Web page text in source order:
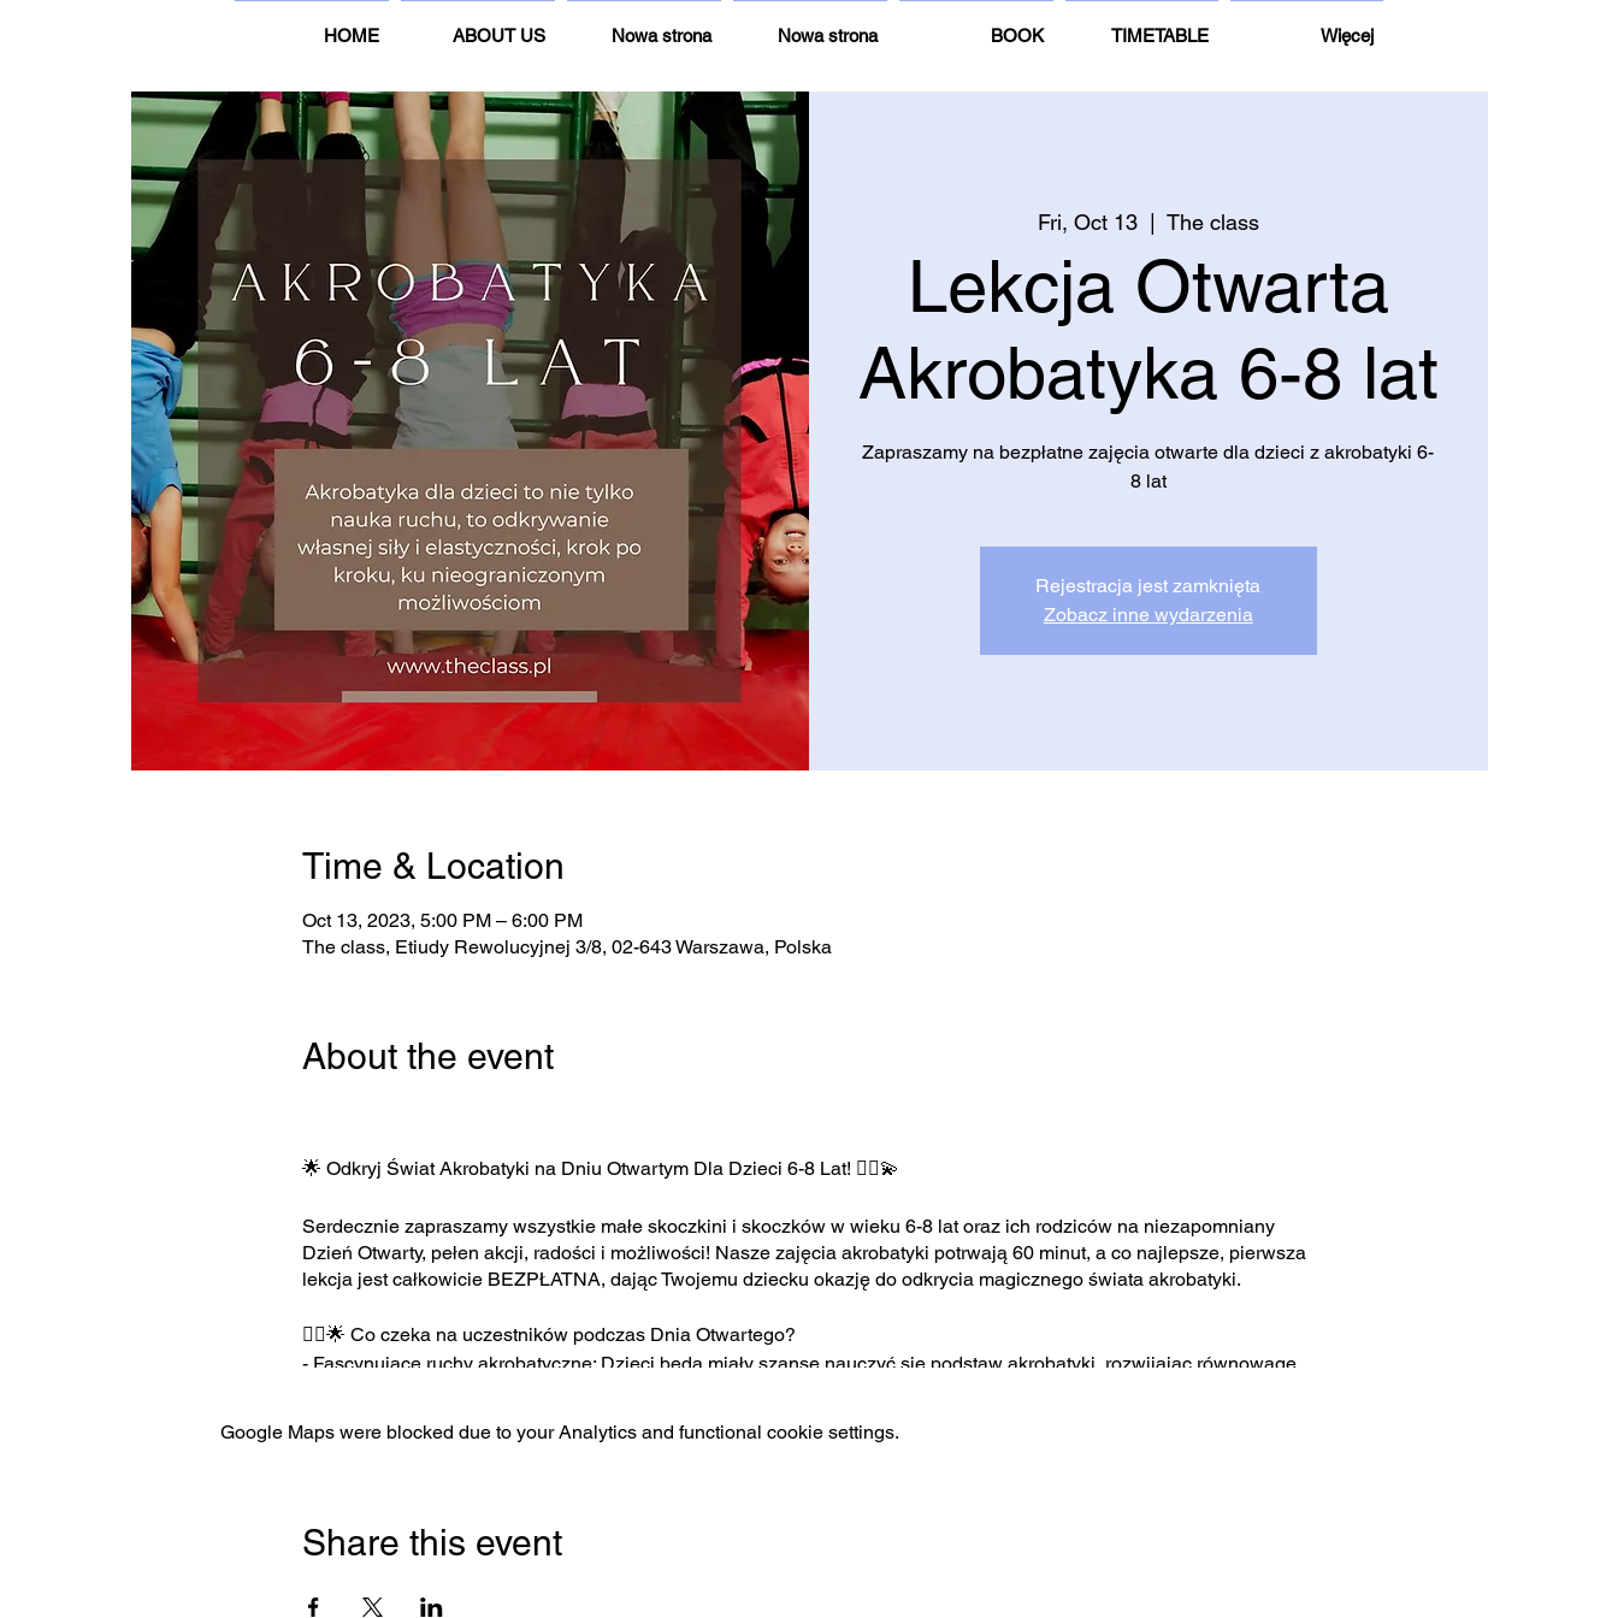
HOME ABOUT US Nowa strona Nowa strona BOOK TIMETABLE Więcej
Fri, Oct 13
  |
The class
Lekcja Otwarta
Akrobatyka 6-8 lat
Zapraszamy na bezpłatne zajęcia otwarte dla dzieci z akrobatyki 6-
8 lat
Rejestracja jest zamknięta
Zobacz inne wydarzenia
Time & Location
Oct 13, 2023, 5:00 PM – 6:00 PM
The class, Etiudy Rewolucyjnej 3/8, 02-643 Warszawa, Polska
About the event
🌟 Odkryj Świat Akrobatyki na Dniu Otwartym Dla Dzieci 6-8 Lat! 🤸‍♂️💫
Serdecznie zapraszamy wszystkie małe skoczkini i skoczków w wieku 6-8 lat oraz ich rodziców na niezapomniany
Dzień Otwarty, pełen akcji, radości i możliwości! Nasze zajęcia akrobatyki potrwają 60 minut, a co najlepsze, pierwsza
lekcja jest całkowicie BEZPŁATNA, dając Twojemu dziecku okazję do odkrycia magicznego świata akrobatyki.
🤸‍♀️🌟 Co czeka na uczestników podczas Dnia Otwartego?
- Fascynujące ruchy akrobatyczne: Dzieci będą miały szansę nauczyć się podstaw akrobatyki, rozwijając równowagę,
tworzenie niesamowitych figur.
📅 Jak się zapisać?
Wybierz termin, który najbardziej odpowiada Twojemu dziecku, i zarezerwuj miejsce na naszym Dniu Otwartym. Nasz
osiągnięcia!
Google Maps were blocked due to your Analytics and functional cookie settings.
Share this event